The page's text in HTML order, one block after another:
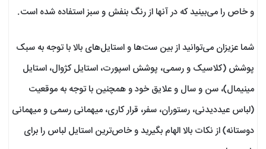
و خاص را می‌بینید که در آنها از رنگ بنفش و سبز استفاده شده است.
شما عزیزان می‌توانید از بین ست‌ها و استایل‌های بالا با توجه به سبک
پوشش (کلاسیک و رسمی، پوشش اسپورت، استایل کژوال، استایل
مینیمال)، سن و سال و علایق خود و همچنین با توجه به موقعیت
(لباس عیددیدنی، رستوران، سفر، قرار کاری، میهمانی رسمی و میهمانی
دوستانه) از نکات بالا الهام بگیرید و خاص‌ترین استایل لباس را برای